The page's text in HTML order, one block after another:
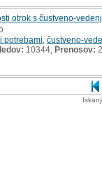
otrok s čustveno-
potrebami čustveno-
10344; Prenosov: